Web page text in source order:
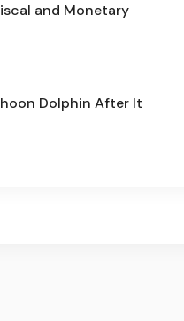
and Monetary
Dolphin After It